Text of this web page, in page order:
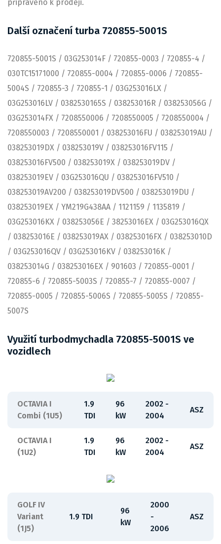
připraveno k prodeji.
Další označení turba 720855-5001S
720855-5001S / 03G253014F / 720855-0003 / 720855-4 /
030TC15171000 / 720855-0004 / 720855-0006 / 720855-
5004S / 720855-3 / 720855-1 / 03G253016LX /
03G253016LV / 0382530165S / 038253016R / 038253056G /
03G253014FX / 7208550006 / 7208550005 / 7208550004 /
7208550003 / 7208550001 / 038253016FU / 038253019AU /
038253019DX / 038253019V / 038253016FV115 /
038253016FV500 / 038253019X / 038253019DV /
038253019EV / 03G253016QU / 038253016FV510 /
038253019AV200 / 038253019DV500 / 038253019DU /
038253019EX / YM219G438AA / 1121159 / 1135819 /
03G253016KX / 038253056E / 38253016EX / 03G253016QX
/ 038253016E / 038253019AX / 038253016FX / 038253010D
/ 03G253016QV / 03G253016KV / 038253016K /
038253014G / 038253016EX / 901603 / 720855-0001 /
720855-6 / 720855-5003S / 720855-7 / 720855-0007 /
720855-0005 / 720855-5006S / 720855-5005S / 720855-
5007S
Využití turbodmychadla 720855-5001S ve
vozidlech
OCTAVIA I
Combi (1U5)
1.9
TDI
96
kW
2002 -
2004
ASZ
OCTAVIA I
(1U2)
1.9
TDI
96
kW
2002 -
2004
ASZ
GOLF IV
Variant
(1J5)
1.9 TDI
96
kW
2000
-
2006
ASZ